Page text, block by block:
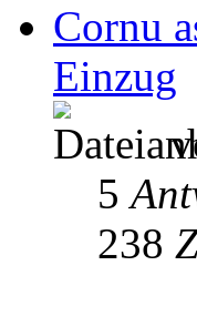
Cornu
Einzug
5
238